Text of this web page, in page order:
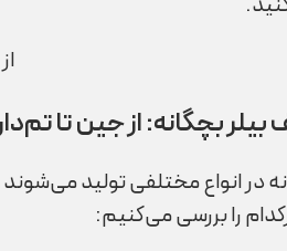
بیلر بچگانه: از جین تا
در انواع مختلفی تولید
را بررسی می‌کنیم: